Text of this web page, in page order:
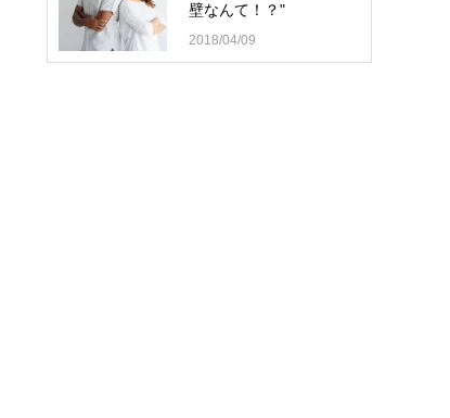
壁なんて！？"
2018/04/09